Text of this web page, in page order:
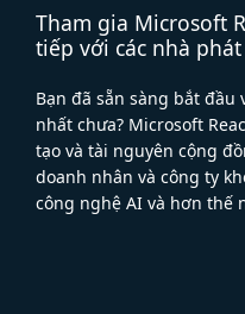
Tham gia Microsoft
tiếp với các nhà
Bạn đã sẵn sàng bắt đầu
nhất chưa? Microsoft
tạo và tài nguyên cộng
doanh nhân và công ty
công nghệ AI và hơn thế